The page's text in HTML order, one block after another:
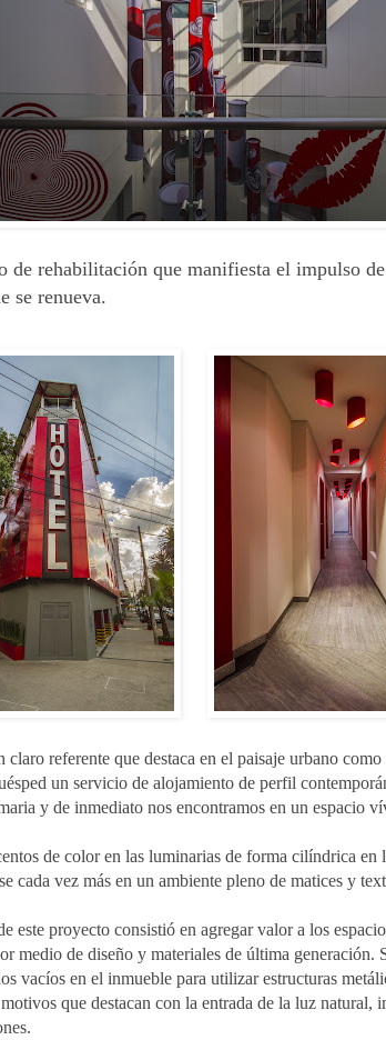
de rehabilitación que manifiesta el impulso
se renueva.
claro referente que destaca en el paisaje urbano
un servicio de alojamiento de perfil
y de inmediato nos encontramos en un espacio
de color en las luminarias de forma cilíndrica en
cada vez más en un ambiente pleno de matices y
este proyecto consistió en agregar valor a los
medio de diseño y materiales de última generación.
vacíos en el inmueble para utilizar estructuras
que destacan con la entrada de la luz natural,